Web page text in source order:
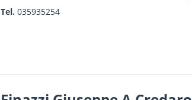
Tel. 035935254